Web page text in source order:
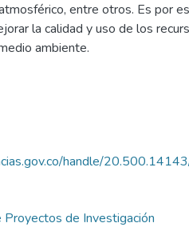
entre otros. Es por
la calidad y uso de los
ambiente.
handle/
Proyectos de Investigación